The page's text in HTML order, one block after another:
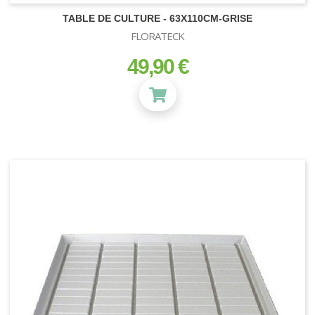
Terre et Terreau
Fibre de Coco
Zéolithe
Vermiculite
TABLE DE CULTURE - 63X110CM-GRISE
FLORATECK
prix
49,90 €